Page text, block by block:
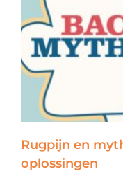
Rugpijn en
oplossingen